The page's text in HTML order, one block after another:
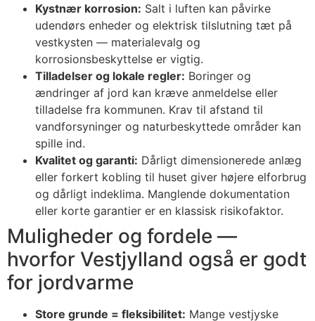
Kystnær korrosion: Salt i luften kan påvirke
udendørs enheder og elektrisk tilslutning tæt på
vestkysten — materialevalg og
korrosionsbeskyttelse er vigtig.
Tilladelser og lokale regler: Boringer og
ændringer af jord kan kræve anmeldelse eller
tilladelse fra kommunen. Krav til afstand til
vandforsyninger og naturbeskyttede områder kan
spille ind.
Kvalitet og garanti: Dårligt dimensionerede anlæg
eller forkert kobling til huset giver højere elforbrug
og dårligt indeklima. Manglende dokumentation
eller korte garantier er en klassisk risikofaktor.
Muligheder og fordele —
hvorfor Vestjylland også er godt
for jordvarme
Store grunde = fleksibilitet: Mange vestjyske